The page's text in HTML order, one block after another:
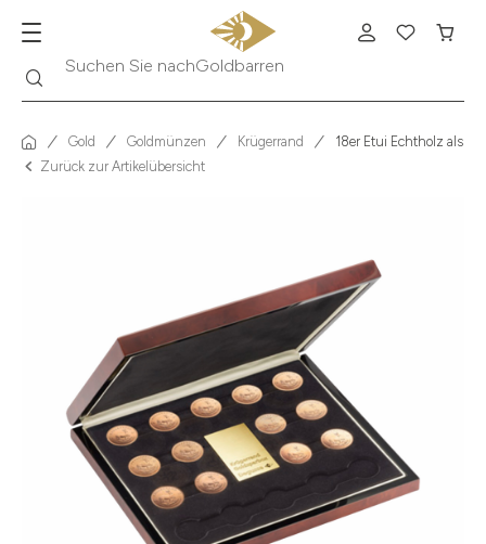
Suchen Sie nach
Gold Goldmünzen Krügerrand
18er Etui Echtholz als
Zurück zur Artikelübersicht